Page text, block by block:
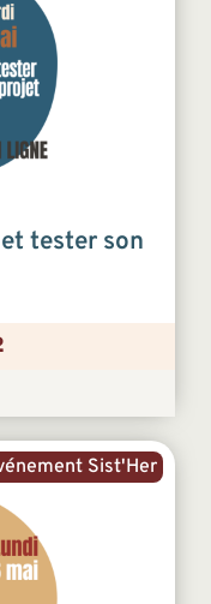
tester son
Sist'Her